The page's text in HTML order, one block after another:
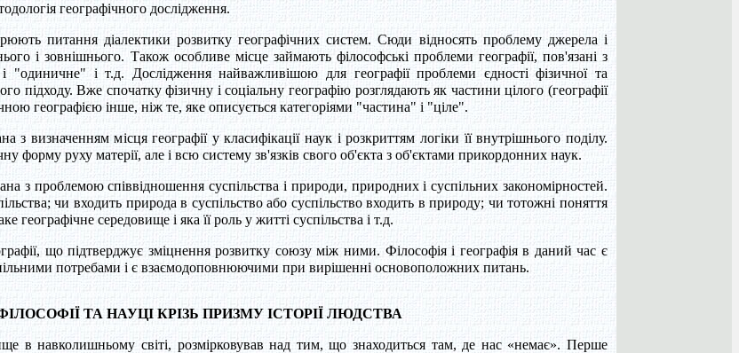
географічного дослідження.
питання діалектики розвитку географічних систем. Сюди відносять проблему джерела і
і зовнішнього. Також особливе місце займають філософські проблеми географії, пов'язані з
"одиничне" і т.д. Дослідження найважливішою для географії проблеми єдності фізичної та
підходу. Вже спочатку фізичну і соціальну географію розглядають як частини цілого (географії
географією інше, ніж те, яке описується категоріями "частина" і "ціле".
з визначенням місця географії у класифікації наук і розкриттям логіки її внутрішнього поділу.
форму руху матерії, але і всю систему зв'язків свого об'єкта з об'єктами прикордонних наук.
з проблемою співвідношення суспільства і природи, природних і суспільних закономірностей.
чи входить природа в суспільство або суспільство входить в природу; чи тотожні поняття
географічне середовище і яка її роль у житті суспільства і т.д.
що підтверджує зміцнення розвитку союзу між ними. Філософія і географія в даний час є
потребами і є взаємодоповнюючими при вирішенні основоположних питань.
ТА НАУЦІ КРІЗЬ ПРИЗМУ ІСТОРІЇ ЛЮДСТВА
в навколишньому світі, розмірковував над тим, що знаходиться там, де нас «немає». Перше